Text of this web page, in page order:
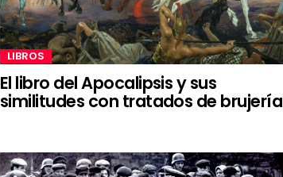
LIBROS
El libro del Apocalipsis y sus
similitudes con tratados de brujería